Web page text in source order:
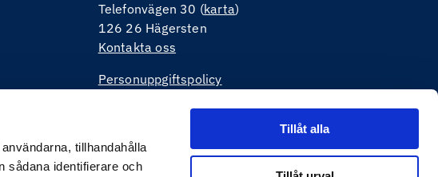
tillhandahålla
sådana identifierare och
Tillåt alla
Telefonvägen 30 (karta)
126 26 Hägersten
Kontakta oss
Personuppgiftspolicy